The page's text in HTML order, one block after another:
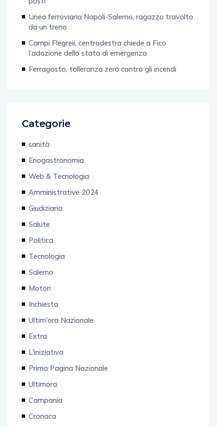
Linea ferroviaria Napoli-Salerno, ragazzo travolto
da un treno
Campi Flegreii, centrodestra chiede a Fico
l’adozione dello stato di emergenza
Ferragosto, tolleranza zero contro gli incendi
Categorie
sanità
Enogastronomia
Web & Tecnologia
Amministrative 2024
Giudiziaria
Salute
Politica
Tecnologia
Salerno
Motori
Inchiesta
Ultim'ora Nazionale
Extra
L'iniziativa
Prima Pagina Nazionale
Ultimora
Campania
Cronaca